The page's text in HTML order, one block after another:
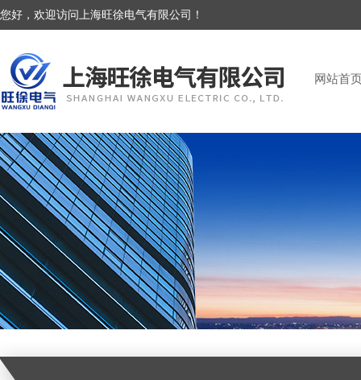
您好，欢迎访问上海旺徐电气有限公司！
网站首